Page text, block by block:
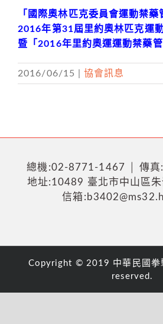
「國際奧林匹克委員會運動禁藥
2016年第31屆里約奧林匹克運
暨「2016年里約奧運運動禁藥管
2016/06/15 協會訊息
總機:02-8771-1467 │ 傳
地址:10489 臺北市中山區
信箱
Copyright © 2019 中華民國拳
reserved.